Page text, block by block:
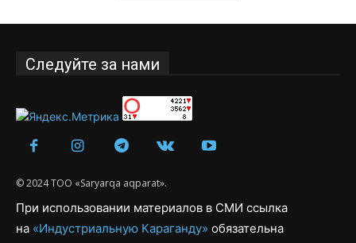
Следуйте за нами
© 2024 ТОО «Saryarqa aqparat».
При использовании материалов в СМИ ссылка
на «Индустриальную Караганду» обязательна